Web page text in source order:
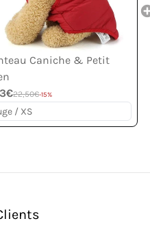
Caniche & Petit
22,50€-15%